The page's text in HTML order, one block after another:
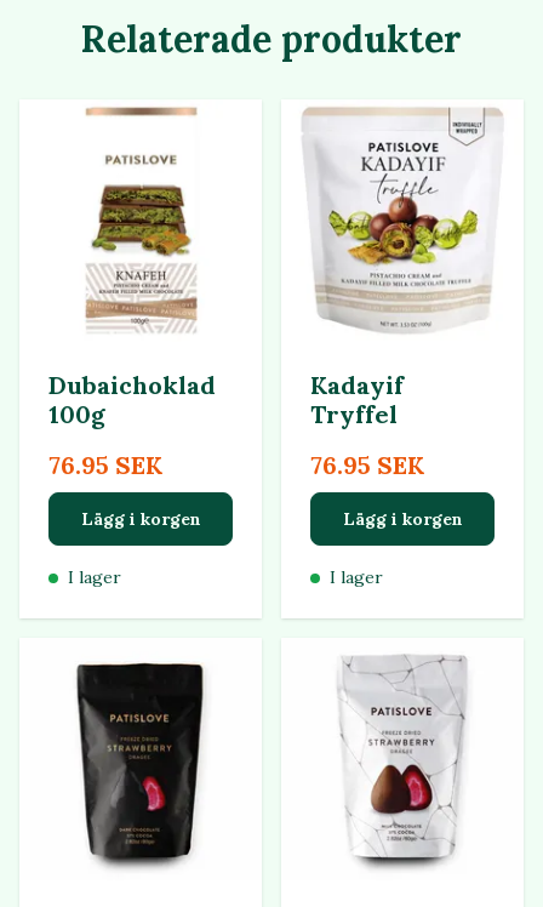
Relaterade produkter
Dubaichoklad
100g
76.95 SEK
Lägg i korgen
I lager
Kadayif
Tryffel
76.95 SEK
Lägg i korgen
I lager